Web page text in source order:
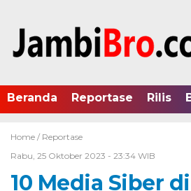
Beranda Reportase Rilis
Home / Reportase
Rabu, 25 Oktober 2023 - 23:34 WIB
10 Media Siber